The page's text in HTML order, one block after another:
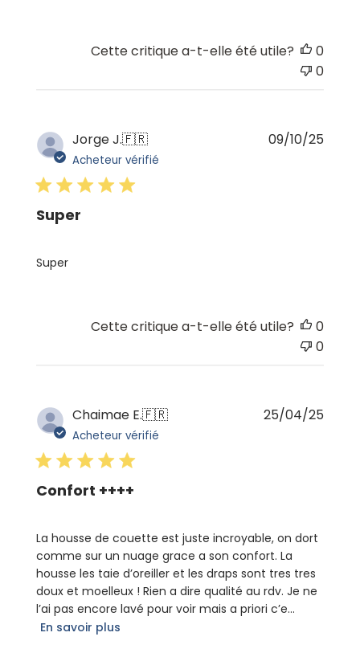
Cette critique a-t-elle été utile?
0
0
Jorge J.🇫🇷
Acheteur vérifié
Super
Super
09/10/25
Cette critique a-t-elle été utile?
0
0
Chaimae E.🇫🇷
Acheteur vérifié
Confort ++++
La housse de couette est juste incroyable, on dort
comme sur un nuage grace a son confort. La
housse les taie d’oreiller et les draps sont tres tres
doux et moelleux ! Rien a dire qualité au rdv. Je ne
l’ai pas encore lavé pour voir mais a priori c’e...
En savoir plus
25/04/25